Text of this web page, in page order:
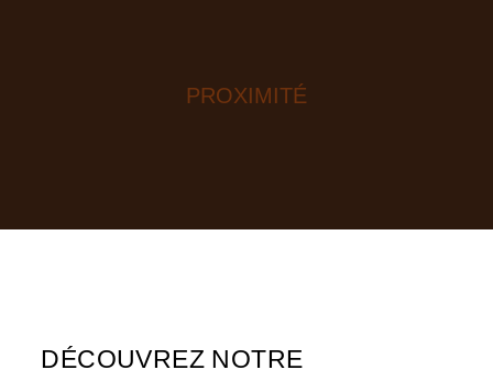
PROXIMITÉ
DÉCOUVREZ NOTRE